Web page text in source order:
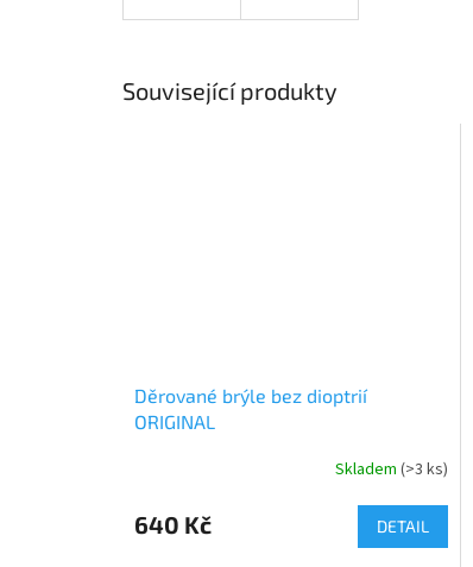
Související produkty
Děrované brýle bez dioptrií
ORIGINAL
Skladem (>3 ks)
640 Kč DETAIL